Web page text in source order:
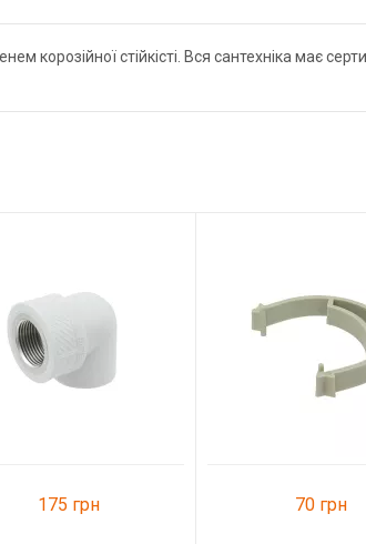
корозійної стійкісті. Вся сантехніка має
175 грн 70 грн